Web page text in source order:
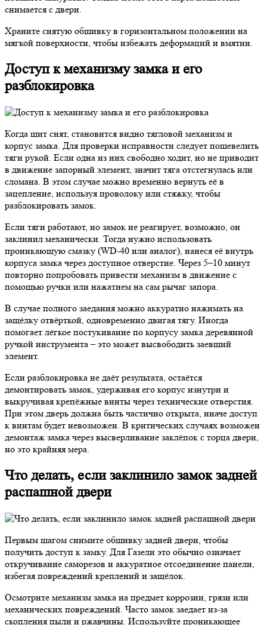
снимается с двери.
Храните снятую обшивку в горизонтальном положении на
мягкой поверхности, чтобы избежать деформаций и вмятин.
Доступ к механизму замка и его
разблокировка
Когда щит снят, становится видно тягловой механизм и
корпус замка. Для проверки исправности следует пошевелить
тяги рукой. Если одна из них свободно ходит, но не приводит
в движение запорный элемент, значит тяга отстегнулась или
сломана. В этом случае можно временно вернуть её в
зацепление, используя проволоку или стяжку, чтобы
разблокировать замок.
Если тяги работают, но замок не реагирует, возможно, он
заклинил механически. Тогда нужно использовать
проникающую смазку (WD-40 или аналог), нанеся её внутрь
корпуса замка через доступное отверстие. Через 5–10 минут
повторно попробовать привести механизм в движение с
помощью ручки или нажатием на сам рычаг запора.
В случае полного заедания можно аккуратно нажимать на
защёлку отвёрткой, одновременно двигая тягу. Иногда
помогает лёгкое постукивание по корпусу замка деревянной
ручкой инструмента – это может высвободить заевший
элемент.
Если разблокировка не даёт результата, остаётся
демонтировать замок, удерживая его корпус изнутри и
выкручивая крепёжные винты через технические отверстия.
При этом дверь должна быть частично открыта, иначе доступ
к винтам будет невозможен. В критических случаях возможен
демонтаж замка через высверливание заклёпок с торца двери,
но это крайняя мера.
Что делать, если заклинило замок задней
распашной двери
Первым шагом снимите обшивку задней двери, чтобы
получить доступ к замку. Для Газели это обычно означает
откручивание саморезов и аккуратное отсоединение панели,
избегая повреждений креплений и защёлок.
Осмотрите механизм замка на предмет коррозии, грязи или
механических повреждений. Часто замок заедает из-за
скопления пыли и ржавчины. Используйте проникающее